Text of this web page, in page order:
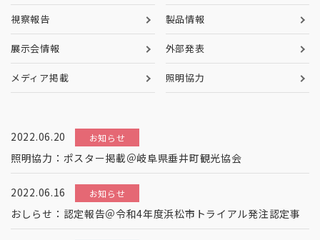
視察報告 製品情報
展示会情報 外部発表
メディア掲載 照明協力
2022.06.20 お知らせ
照明協力：ポスター掲載＠岐阜県垂井町観光協会
2022.06.16 お知らせ
おしらせ：認定報告＠令和4年度浜松市トライアル発注認定事